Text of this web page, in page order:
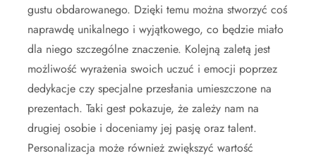
gustu obdarowanego. Dzięki temu można stworzyć coś
naprawdę unikalnego i wyjątkowego, co będzie miało
dla niego szczególne znaczenie. Kolejną zaletą jest
możliwość wyrażenia swoich uczuć i emocji poprzez
dedykacje czy specjalne przesłania umieszczone na
prezentach. Taki gest pokazuje, że zależy nam na
drugiej osobie i doceniamy jej pasję oraz talent.
Personalizacja może również zwiększyć wartość